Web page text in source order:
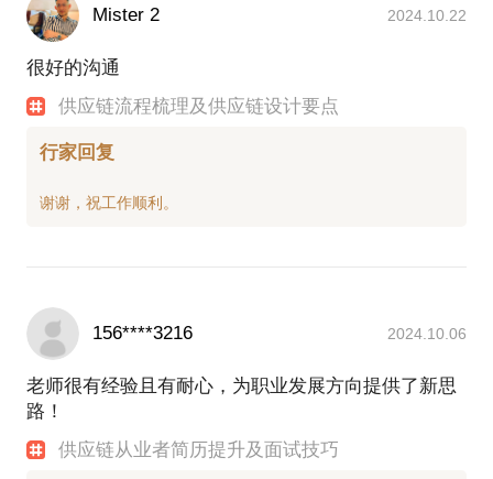
Mister 2 2024.10.22
很好的沟通
供应链流程梳理及供应链设计要点
行家回复
156****3216 2024.10.06
老师很有经验且有耐心，为职业发展方向提供了新思
路！
供应链从业者简历提升及面试技巧